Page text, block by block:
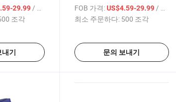
29.99 / 상품
조각
내기
FOB 가격: US$4.59-29.99 / 상품
최소 주문하다: 500 조각
문의 보내기